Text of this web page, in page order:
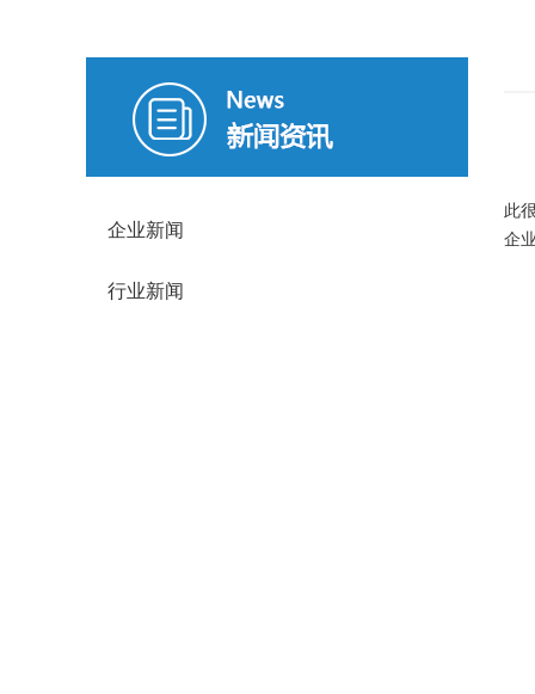
企业新闻
行业新闻
众
此
企
不